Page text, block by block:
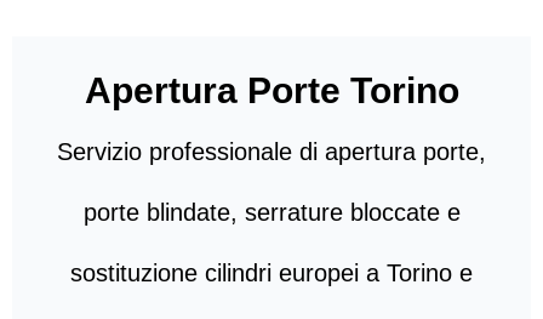
Apertura Porte Torino
Servizio professionale di apertura porte,
porte blindate, serrature bloccate e
sostituzione cilindri europei a Torino e